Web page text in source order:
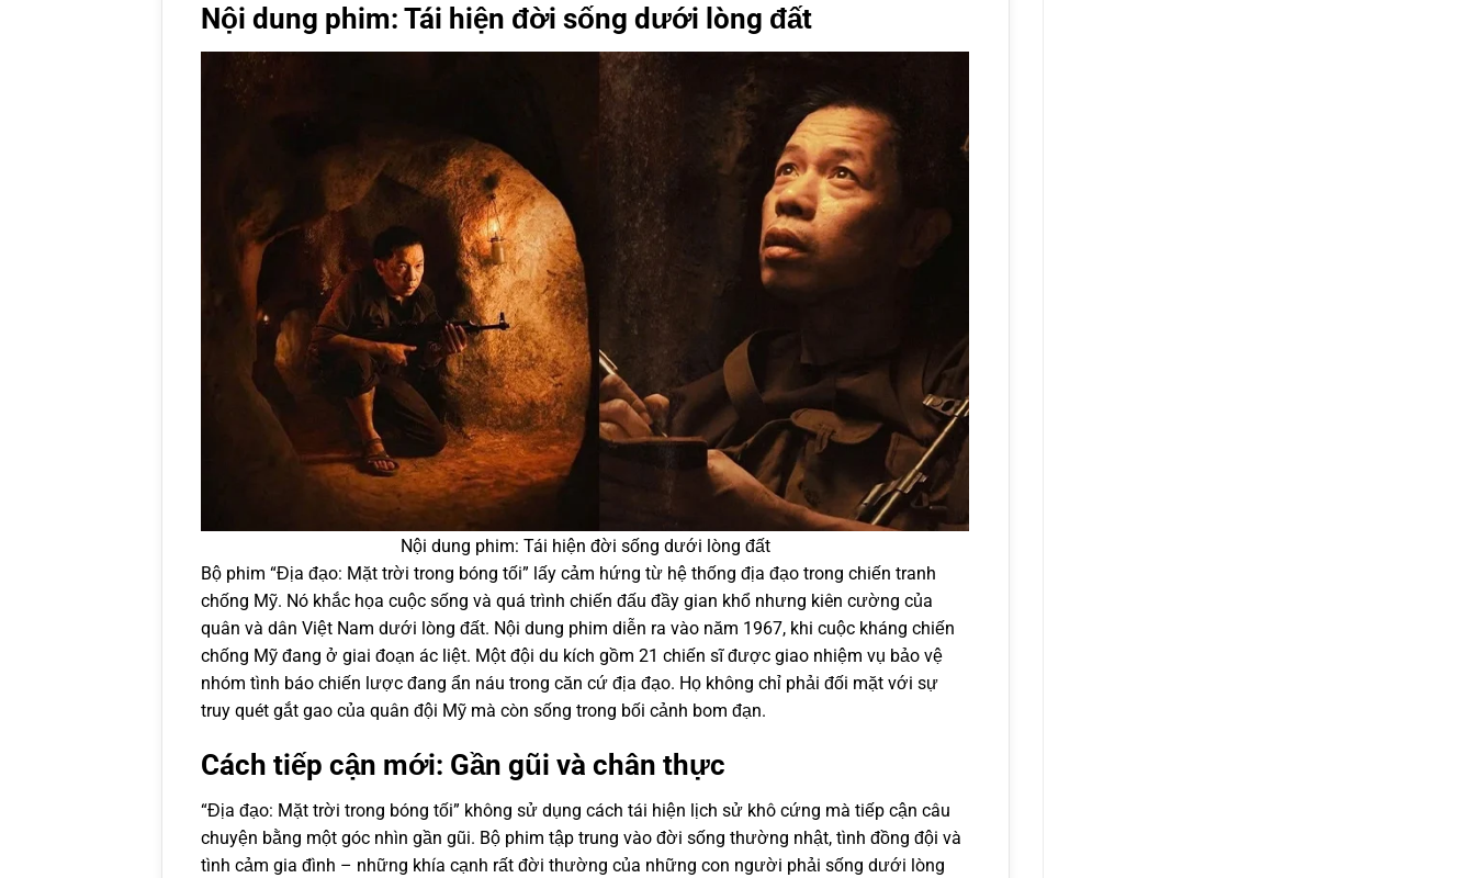
Nội dung phim: Tái hiện đời sống dưới lòng đất
Nội dung phim: Tái hiện đời sống dưới lòng đất
Bộ phim “Địa đạo: Mặt trời trong bóng tối” lấy cảm hứng từ hệ thống địa đạo trong chiến tranh
chống Mỹ. Nó khắc họa cuộc sống và quá trình chiến đấu đầy gian khổ nhưng kiên cường của
quân và dân Việt Nam dưới lòng đất. Nội dung phim diễn ra vào năm 1967, khi cuộc kháng chiến
chống Mỹ đang ở giai đoạn ác liệt. Một đội du kích gồm 21 chiến sĩ được giao nhiệm vụ bảo vệ
nhóm tình báo chiến lược đang ẩn náu trong căn cứ địa đạo. Họ không chỉ phải đối mặt với sự
truy quét gắt gao của quân đội Mỹ mà còn sống trong bối cảnh bom đạn.
Cách tiếp cận mới: Gần gũi và chân thực
“Địa đạo: Mặt trời trong bóng tối” không sử dụng cách tái hiện lịch sử khô cứng mà tiếp cận câu
chuyện bằng một góc nhìn gần gũi. Bộ phim tập trung vào đời sống thường nhật, tình đồng đội và
tình cảm gia đình – những khía cạnh rất đời thường của những con người phải sống dưới lòng